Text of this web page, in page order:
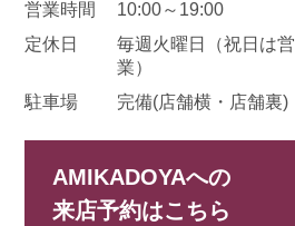
営業時間
10:00～19:00
定休日
毎週火曜日
（祝日は営
業）
駐車場
完備(店舗横・店舗裏)
AMIKADOYAへの
来店予約はこちら